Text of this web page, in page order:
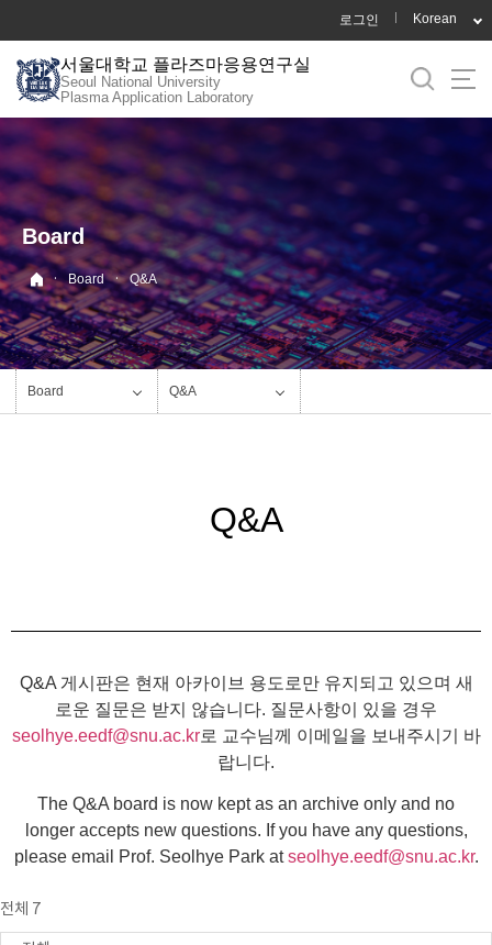
로
메
뉴
로그인 Korean
서울대학교 플라즈마응용연구실
Seoul National University
Plasma Application Laboratory
Board
· Board · Q&A
Board Q&A
Q&A
Q&A 게시판은 현재 아카이브 용도로만 유지되고 있으며 새
로운 질문은 받지 않습니다. 질문사항이 있을 경우
seolhye.eedf@snu.ac.kr로 교수님께 이메일을 보내주시기 바
랍니다.
The Q&A board is now kept as an archive only and no
longer accepts new questions. If you have any questions,
please email Prof. Seolhye Park atseolhye.eedf@snu.ac.kr.
전체 7